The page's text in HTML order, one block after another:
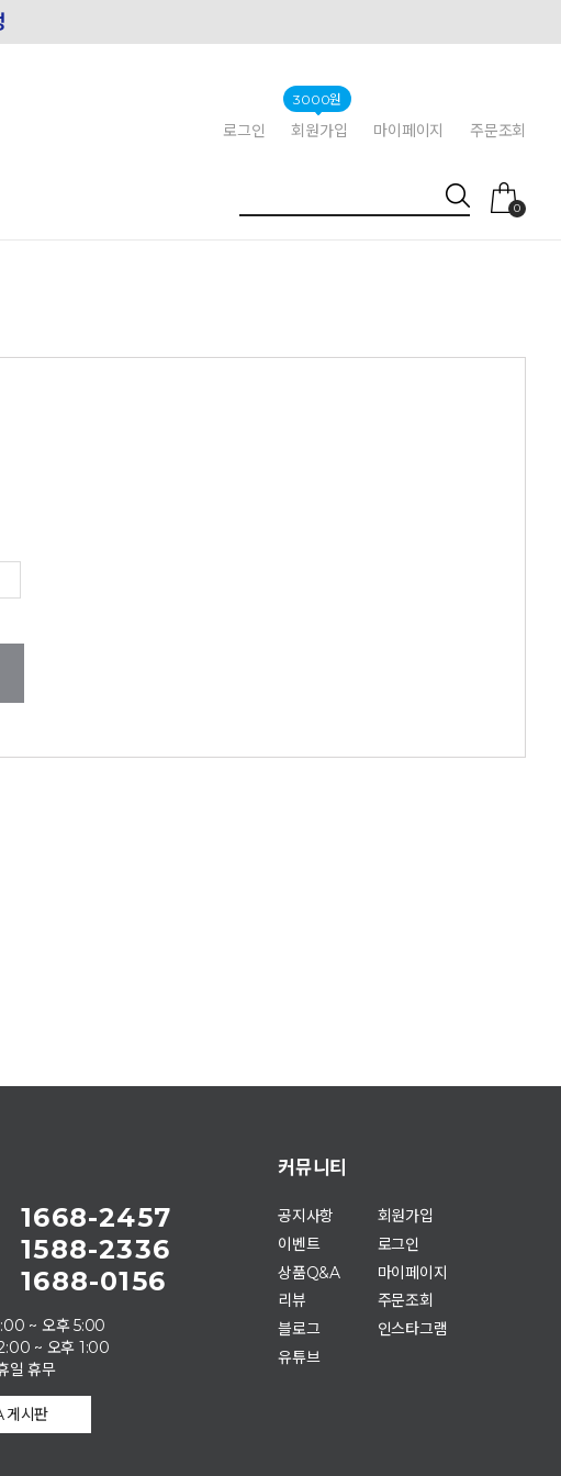
로그인 회원가입
3000원
마이페이지 주문조회
0
1668-2457
1588-2336
1688-0156
~ 오후 5:00
~ 오후 1:00
일 휴무
게시판
커뮤니티
공지사항
이벤트
상품Q&A
리뷰
블로그
유튜브
회원가입
로그인
마이페이지
주문조회
인스타그램